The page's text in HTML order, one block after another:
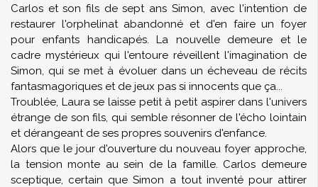
Carlos et son fils de sept ans Simon, avec l'intention de
restaurer l'orphelinat abandonné et d'en faire un foyer
pour enfants handicapés. La nouvelle demeure et le
cadre mystérieux qui l'entoure réveillent l'imagination de
Simon, qui se met à évoluer dans un écheveau de récits
fantasmagoriques et de jeux pas si innocents que ça...
Troublée, Laura se laisse petit à petit aspirer dans l'univers
étrange de son fils, qui semble résonner de l'écho lointain
et dérangeant de ses propres souvenirs d'enfance.
Alors que le jour d'ouverture du nouveau foyer approche,
la tension monte au sein de la famille. Carlos demeure
sceptique, certain que Simon a tout inventé pour attirer